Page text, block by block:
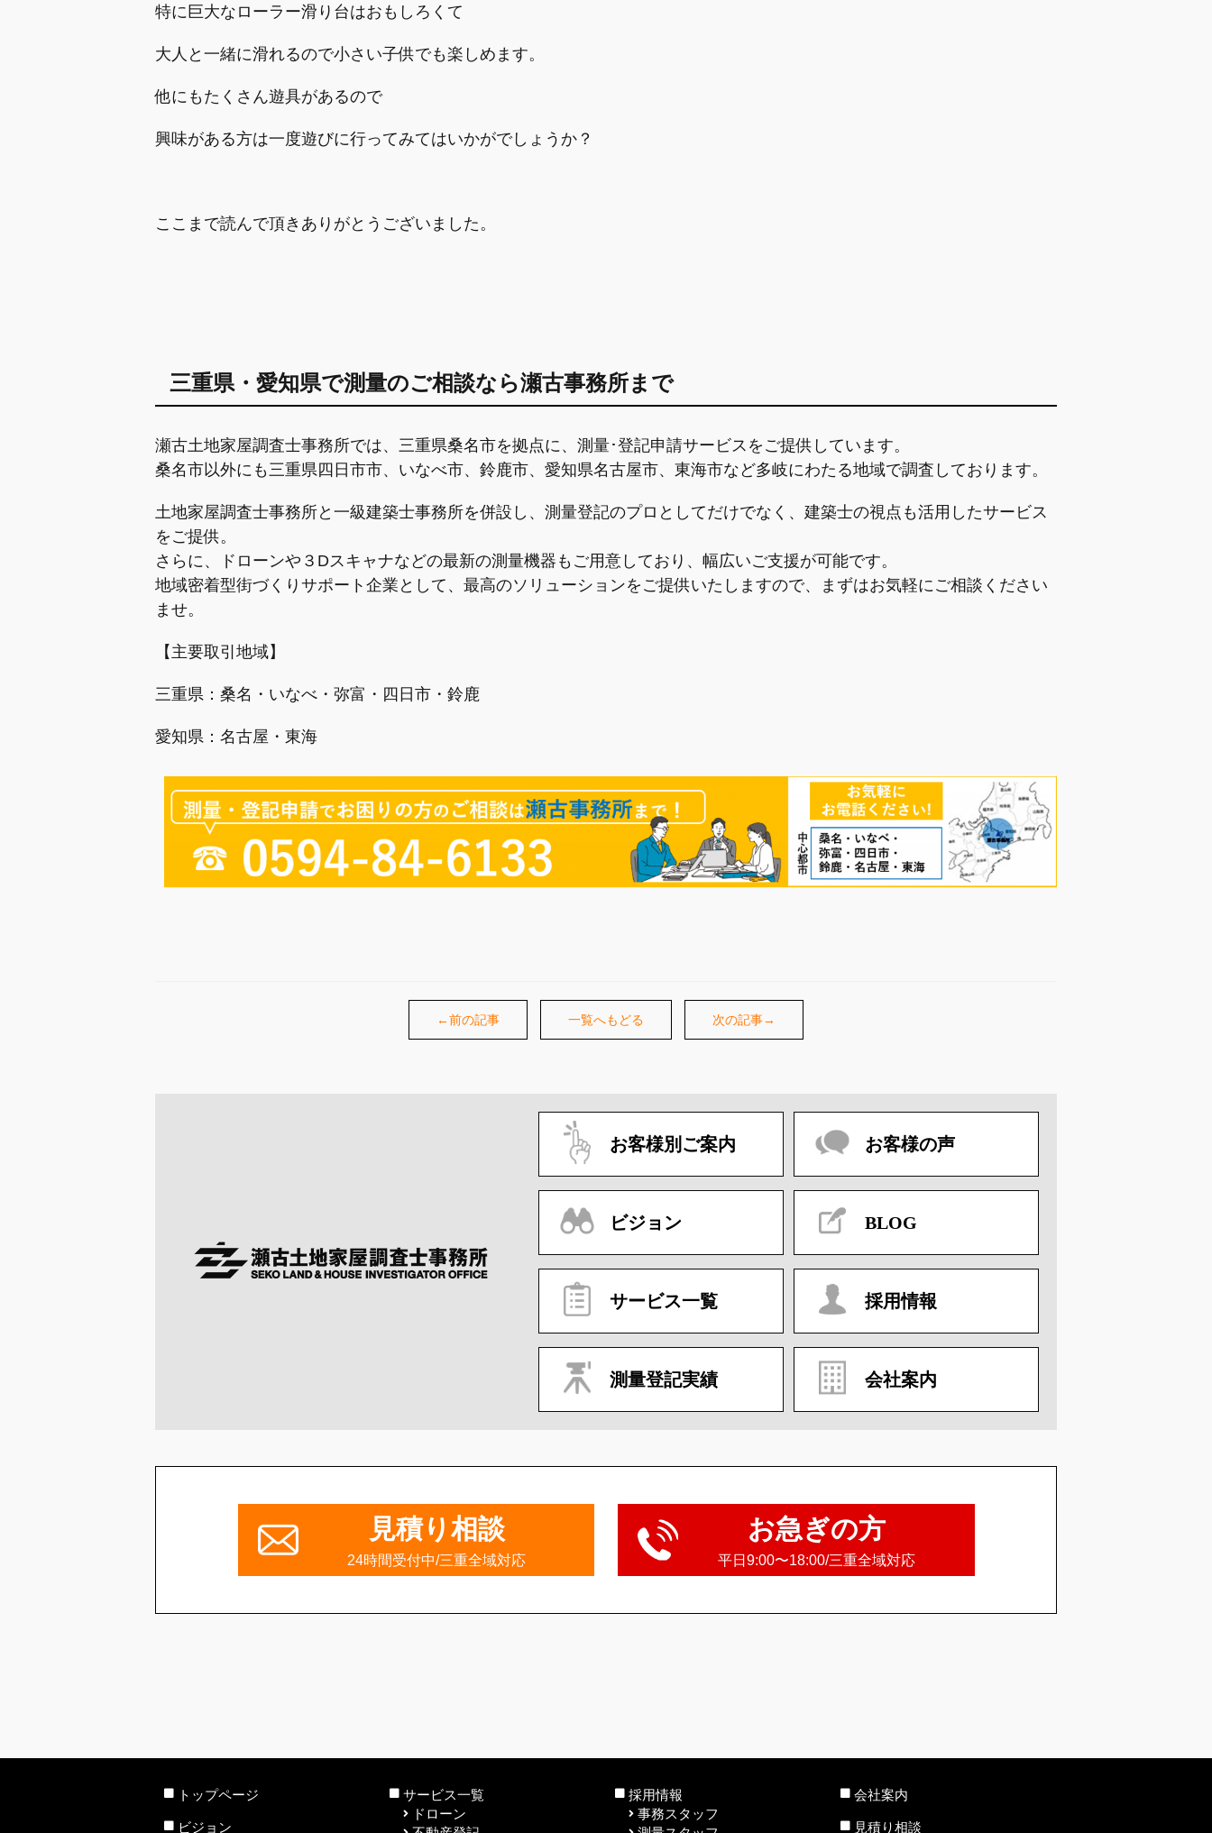
特に巨大なローラー滑り台はおもしろくて
大人と一緒に滑れるので小さい子供でも楽しめます。
他にもたくさん遊具があるので
興味がある方は一度遊びに行ってみてはいかがでしょうか？
ここまで読んで頂きありがとうございました。
三重県・愛知県で測量のご相談なら瀬古事務所まで
瀬古土地家屋調査士事務所では、三重県桑名市を拠点に、測量･登記申請サービスをご提供しています。
桑名市以外にも三重県四日市市、いなべ市、鈴鹿市、愛知県名古屋市、東海市など多岐にわたる地域で調査しております。
土地家屋調査士事務所と一級建築士事務所を併設し、 測量登記のプロとしてだけでなく、建築士の視点も活用したサービス
をご提供。
さらに、ドローンや３Dスキャナなどの最新の測量機器もご用意しており、幅広いご支援が可能です。
地域密着型街づくりサポート企業として、最高のソリューションをご提供いたしますので、まずはお気軽にご相談ください
ませ。
【主要取引地域】
三重県：桑名・いなべ・弥富・四日市・鈴鹿
愛知県：名古屋・東海
←前の記事 一覧へもどる 次の記事→
お客様別ご案内 お客様の声
ビジョン BLOG
サービス一覧 採用情報
測量登記実績 会社案内
見積り相談
24時間受付中/三重全域対応
お急ぎの方
平日9:00〜18:00/三重全域対応
トップページ
ビジョン
サービス一覧
ドローン
採用情報
事務スタッフ
会社案内
見積り相談